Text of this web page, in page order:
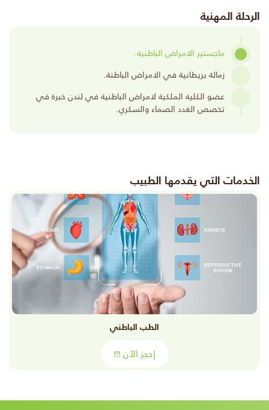
الرحلة المهنية
ماجستير الامراض الباطنية.
زمالة بريطانية في الامراض الباطنة.
عضو الكلية الملكية لامراض الباطنية في لندن خبرة في
تخصص الغدد الصماء والسكري.
الخدمات التي يقدمها الطبيب
الطب الباطني
إحجز الآن